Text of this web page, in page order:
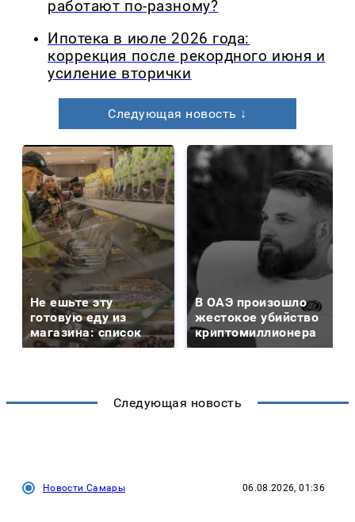
работают по-разному?
Ипотека в июле 2026 года:
коррекция после рекордного июня и
усиление вторички
Следующая новость ↓
Не ешьте эту
готовую еду из
магазина: список
В ОАЭ произошло
жестокое убийство
криптомиллионера
Следующая новость
Новости Самары 06.08.2026, 01:36